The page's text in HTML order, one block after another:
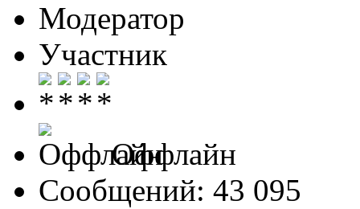
Модератор
Участник
Оффлайн
Сообщений: 43 095